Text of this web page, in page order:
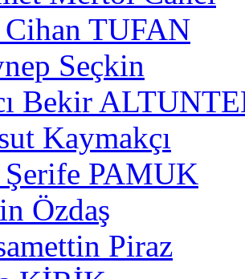
TUFAN
Seçkin
Bekir
Kaymakçı
Şerife PAMUK
Özdaş
Piraz